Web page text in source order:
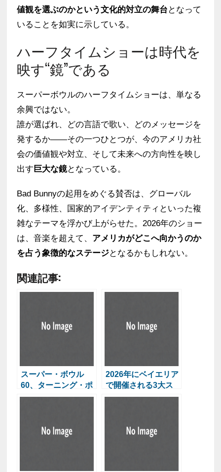
値観を選ぶのかという文化的対立の舞台 となって
いることを如実に示している。
ハーフタイムショーは時代を
映す“鏡”である
スーパーボウルのハーフタイムショーは、単なる
余興ではない。
誰が選ばれ、どの言語で歌い、どのメッセージを
発するか――その一つひとつが、今のアメリカ社
会の価値観や対立、そして未来への方向性を映し
出す 巨大な鏡となっている。
Bad Bunnyの起用をめぐる賛否は、グローバル
化、多様性、国家的アイデンティティといった複
雑なテーマを浮かび上がらせた。2026年のショー
は、音楽を超えて、 アメリカがどこへ向かうのか
を占う象徴的なステージとなるかもしれない。
関連記事:
スーパー・ボウル
60、ターニング・ポ
イントUSAが「オー
2026年にベイエリア
で開催される3大ス
ポーツイベントの経
ップ、スーパーボウ
ル、マーチマッドネ